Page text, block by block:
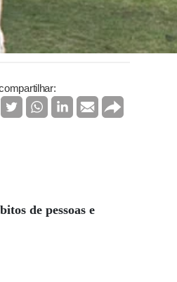
de pessoas e